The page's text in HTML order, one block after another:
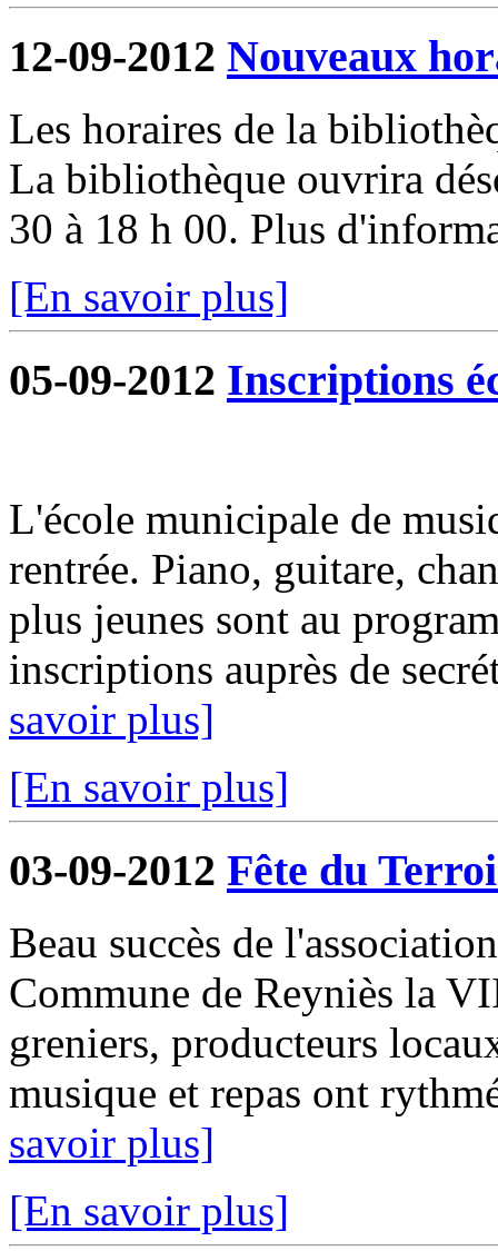
12-09-2012 Nouveaux
Les horaires de la
La bibliothèque ouvrira
30 à 18 h 00. Plus
[En savoir plus]
05-09-2012 Inscriptions
L'école municipale de
rentrée. Piano, guitare,
plus jeunes sont au
inscriptions auprès de
savoir plus]
[En savoir plus]
03-09-2012 Fête du
Beau succès de
Commune de Reyniès la
greniers, producteurs
musique et repas ont
savoir plus]
[En savoir plus]